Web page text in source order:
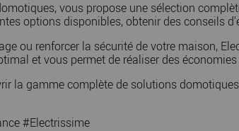
vous propose une sélection
options disponibles, obtenir des conseils
ou renforcer la sécurité de votre maison,
et vous permet de réaliser des
la gamme complète de solutions
#Electrissime